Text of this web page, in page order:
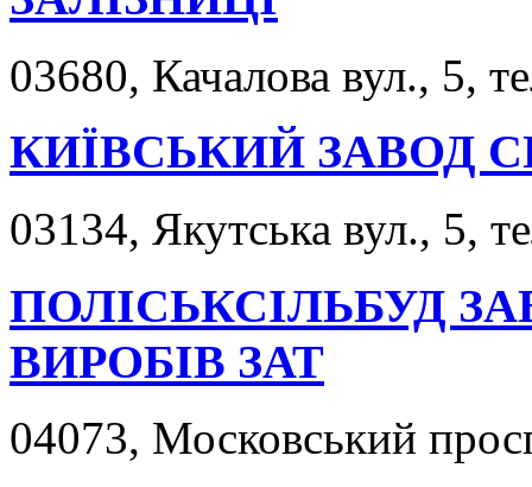
03680, Качалова вул., 5,
КИЇВСЬКИЙ ЗАВОД
03134, Якутська вул., 5,
ПОЛІСЬКСІЛЬБУД
ВИРОБІВ ЗАТ
04073, Московський